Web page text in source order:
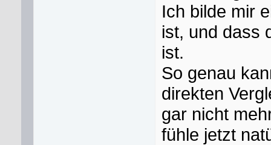
Ich bilde mir
ist, und dass
ist.
So genau
direkten
gar nicht
fühle jetzt